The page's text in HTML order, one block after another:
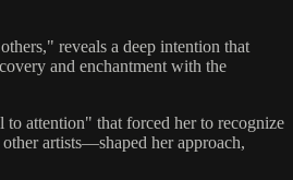
reveals a deep intention that
and enchantment with the
attention" that forced her to recognize
artists—shaped her approach,